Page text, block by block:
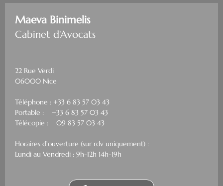
Maeva Binimelis
Cabinet d'Avocats
22 Rue Verdi
06000 Nice
Téléphone : +33 6 83 57 03 43
Portable : +33 6 83 57 03 43
Télécopie : 09 83 57 03 43
Horaires d'ouverture (sur rdv uniquement) :
Lundi au Vendredi : 9h-12h 14h-19h